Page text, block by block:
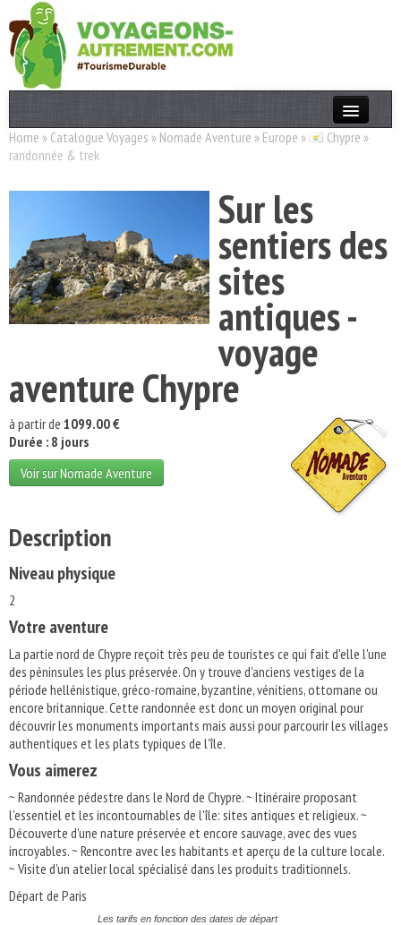
Actualités
Acteurs
Thèmes
Home » Catalogue Voyages » Nomade Aventure » Europe » Chypre »
randonnée & trek
Sur les
sentiers des
sites
antiques -
voyage
aventure Chypre
à partir de 1099.00 €
Durée : 8 jours
Voir sur Nomade Aventure
Description
Niveau physique
2
Votre aventure
La partie nord de Chypre reçoit très peu de touristes ce qui fait d'elle l'une
des péninsules les plus préservée. On y trouve d'anciens vestiges de la
période hellénistique, gréco-romaine, byzantine, vénitiens, ottomane ou
encore britannique. Cette randonnée est donc un moyen original pour
découvrir les monuments importants mais aussi pour parcourir les villages
authentiques et les plats typiques de l'île.
Vous aimerez
~ Randonnée pédestre dans le Nord de Chypre. ~ Itinéraire proposant
l'essentiel et les incontournables de l'île: sites antiques et religieux. ~
Découverte d'une nature préservée et encore sauvage, avec des vues
incroyables. ~ Rencontre avec les habitants et aperçu de la culture locale.
~ Visite d'un atelier local spécialisé dans les produits traditionnels.
Départ de Paris
Les tarifs en fonction des dates de départ